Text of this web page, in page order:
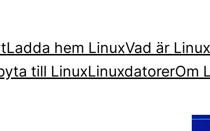
Ladda hem LinuxVad är
till LinuxLinuxdatorerOm